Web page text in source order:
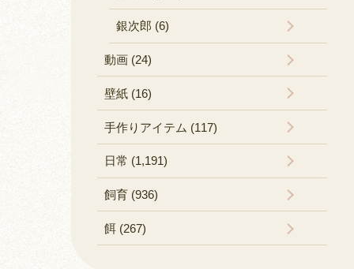
銀次郎 (6)
動画 (24)
壁紙 (16)
手作りアイテム (117)
日常 (1,191)
飼育 (936)
餌 (267)